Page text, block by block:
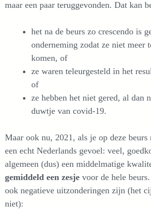
maar een paar teruggevonden. Dat kan
het na de beurs zo crescendo is
onderneming zodat ze niet meer
komen, of
ze waren teleurgesteld in het
of
ze hebben het niet gered, al dan
duwtje van covid-19.
Maar ook nu, 2021, als je op deze
een echt Nederlands gevoel: veel,
algemeen (dus) een middelmatige
gemiddeld een zesje voor de hele
ook negatieve uitzonderingen zijn (het
niet):